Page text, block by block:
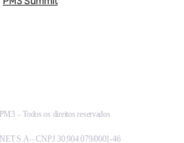
– Todos os direitos reservados
S.A – CNPJ 30.904.079/0001-46